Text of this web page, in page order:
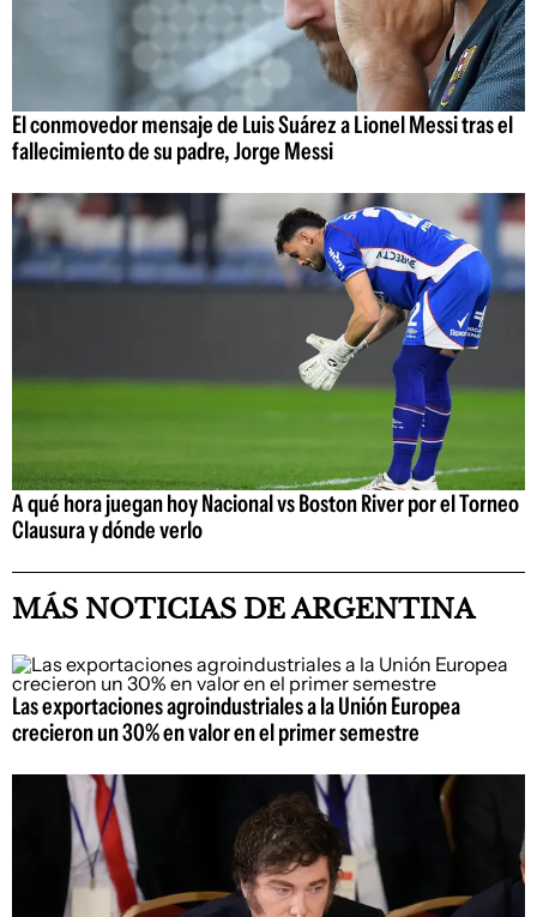
El conmovedor mensaje de Luis Suárez a Lionel Messi tras el
fallecimiento de su padre, Jorge Messi
A qué hora juegan hoy Nacional vs Boston River por el Torneo
Clausura y dónde verlo
MÁS NOTICIAS DE ARGENTINA
Las exportaciones agroindustriales a la Unión Europea
crecieron un 30% en valor en el primer semestre